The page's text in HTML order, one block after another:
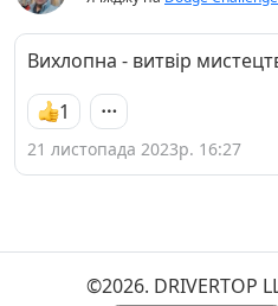
Вихлопна - витвір
1
21 листопада 2023р. 16:27
©2026. DRIVERTOP